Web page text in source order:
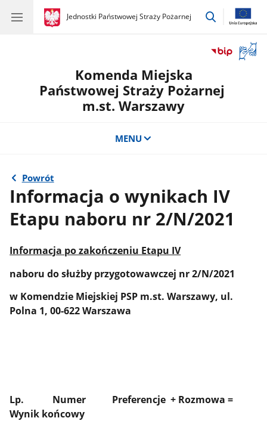
gov.pl
Jednostki Państwowej Straży Pożarnej
gov.pl
Jednostki
przejdź
okno
Komenda Miejska
Państwowej Straży Pożarnej
m.st. Warszawy
MENU
Powrót
Informacja o wynikach IV
Etapu naboru nr 2/N/2021
Informacja po zakończeniu Etapu IV
naboru do służby przygotowawczej nr 2/N/2021
w Komendzie Miejskiej PSP m.st. Warszawy, ul.
Polna 1, 00-622 Warszawa
Lp. Numer Preferencje + Rozmowa =
Wynik końcowy